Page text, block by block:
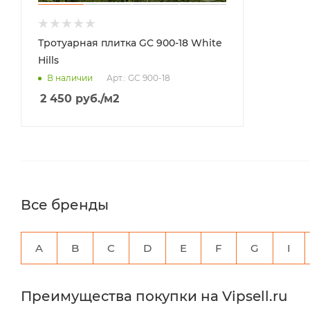
Тротуарная плитка GC 900-18 White
Hills
В наличии Арт.: GC 900-18
2 450 руб./м2
Все бренды
A B C D E F G I
Преимущества покупки на Vipsell.ru